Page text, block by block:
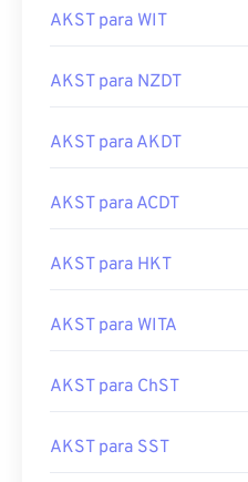
AKST para WIT
AKST para NZDT
AKST para AKDT
AKST para ACDT
AKST para HKT
AKST para WITA
AKST para ChST
AKST para SST